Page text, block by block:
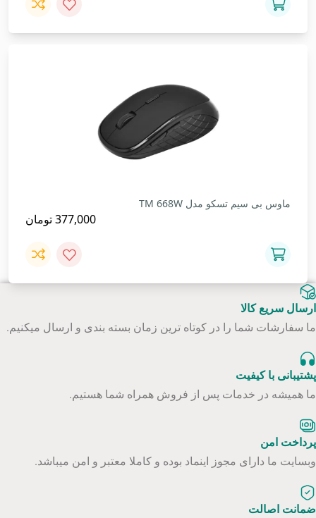
ماوس بی سیم تسکو مدل TM 668W
377,000تومان
ارسال سریع کالا
ما سفارشات شما را در کوتاه ترین زمان بسته بندی و ارسال میکنیم.
پشتیبانی با کیفیت
ما همیشه در خدمات پس از فروش همراه شما هستیم.
پرداخت امن
وبسایت ما دارای مجوز اینماد بوده و کاملا معتبر و امن میباشد.
ضمانت اصالت